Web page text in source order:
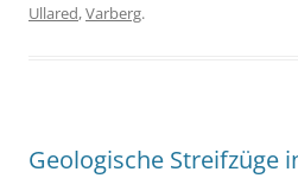
Ullared,Varberg.
Geologische Streifzüge